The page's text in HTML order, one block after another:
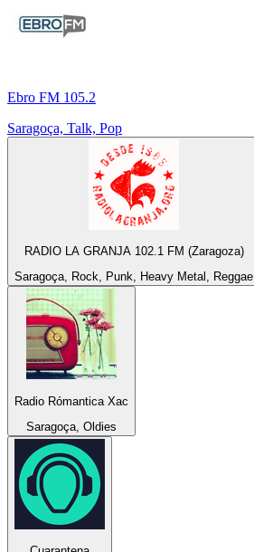
Ebro FM 105.2
Saragoça, Talk, Pop
RADIO LA GRANJA 102.1 FM (Zaragoza)
Saragoça, Rock, Punk, Heavy Metal, Reggae
Radio Rómantica Xac
Saragoça, Oldies